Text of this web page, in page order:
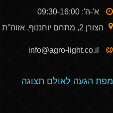
א'-ה': 09:30-16:00
הצורן 2, מתחם יוחננוף, אזוה''ת פולג, נתניה
מפת הגעה לאולם תצוגה